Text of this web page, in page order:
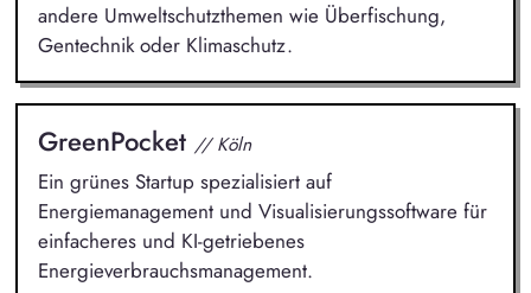
andere Umweltschutzthemen wie Überfischung,
Gentechnik oder Klimaschutz.
GreenPocket // Köln
Ein grünes Startup spezialisiert auf
Energiemanagement und Visualisierungssoftware für
einfacheres und KI-getriebenes
Energieverbrauchsmanagement.